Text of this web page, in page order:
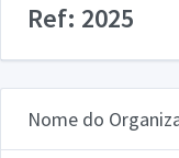
Ref: 2025
Nome do